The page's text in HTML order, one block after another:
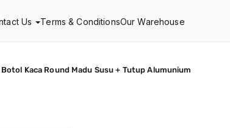
Us Terms & ConditionsOur Warehouse
Kaca Round Madu Susu + Tutup Alumunium